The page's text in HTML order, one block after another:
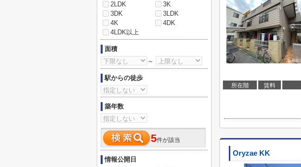
所在階 賃料
Oryzae KK
2LDK
3K
3DK
3LDK
4K
4DK
4LDK以上
面積
～
駅からの徒歩
築年数
5件が該当
情報公開日